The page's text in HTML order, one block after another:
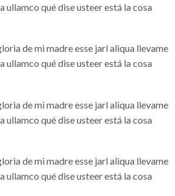
ullamco qué dise usteer está la cosa
de mi madre esse jarl aliqua llevame
ullamco qué dise usteer está la cosa
de mi madre esse jarl aliqua llevame
ullamco qué dise usteer está la cosa
de mi madre esse jarl aliqua llevame
ullamco qué dise usteer está la cosa